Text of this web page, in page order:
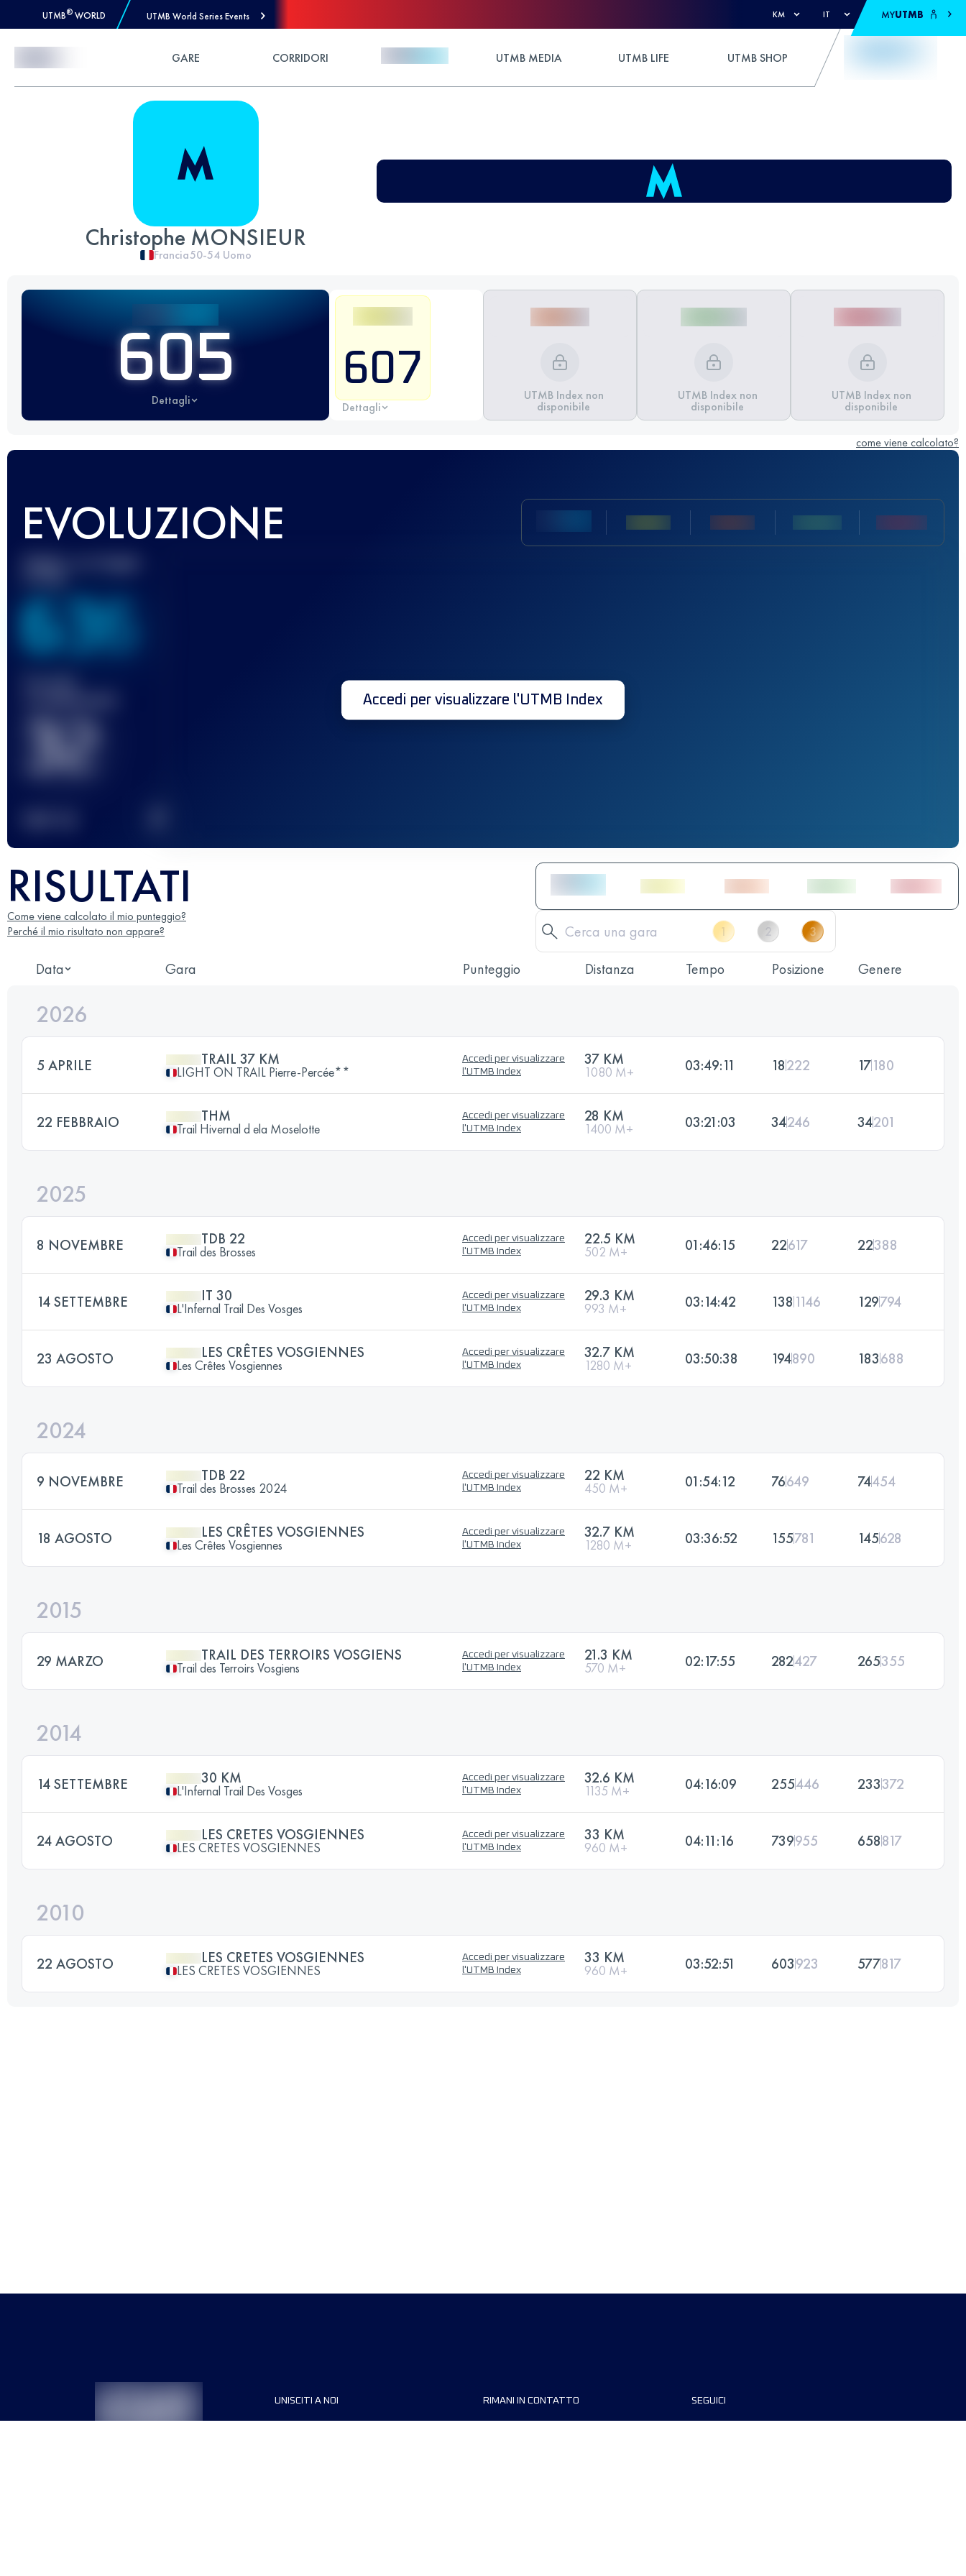
UTMB® WORLD UTMB World Series Events KM IT MYUTMB
GARE CORRIDORI UTMB MEDIA UTMB LIFE UTMB SHOP
Christophe MONSIEUR
Francia50-54 Uomo
605
Dettagli
607
Dettagli
UTMB Index non
disponibile
UTMB Index non
disponibile
UTMB Index non
disponibile
come viene calcolato?
EVOLUZIONE
Miglior punteggio
636
Gara(e)
32
Accedi per visualizzare l'UTMB Index
RISULTATI
Come viene calcolato il mio punteggio?
Perché il mio risultato non appare?
Data Gara Punteggio Distanza Tempo Posizione Genere
2026
5 APRILE TRAIL 37 KM
LIGHT ON TRAIL Pierre-Percée**
Accedi per visualizzare
l'UTMB Index
37 KM
1080 M+ 03:49:11 18222 17180
22 FEBBRAIO THM
Trail Hivernal d ela Moselotte
Accedi per visualizzare
l'UTMB Index
28 KM
1400 M+ 03:21:03 34246 34201
2025
8 NOVEMBRE TDB 22
Trail des Brosses
Accedi per visualizzare
l'UTMB Index
22.5 KM
502 M+ 01:46:15 22617 22388
14 SETTEMBRE IT 30
L'Infernal Trail Des Vosges
Accedi per visualizzare
l'UTMB Index
29.3 KM
993 M+ 03:14:42 138 1146 129794
23 AGOSTO LES CRÊTES VOSGIENNES
Les Crêtes Vosgiennes
Accedi per visualizzare
l'UTMB Index
32.7 KM
1280 M+ 03:50:38 194890 183688
2024
9 NOVEMBRE TDB 22
Trail des Brosses 2024
Accedi per visualizzare
l'UTMB Index
22 KM
450 M+ 01:54:12 76649 74454
18 AGOSTO LES CRÊTES VOSGIENNES
Les Crêtes Vosgiennes
Accedi per visualizzare
l'UTMB Index
32.7 KM
1280 M+ 03:36:52 155781 145628
2015
29 MARZO TRAIL DES TERROIRS VOSGIENS
Trail des Terroirs Vosgiens
Accedi per visualizzare
l'UTMB Index
21.3 KM
570 M+ 02:17:55 282427 265355
2014
14 SETTEMBRE 30 KM
L'Infernal Trail Des Vosges
Accedi per visualizzare
l'UTMB Index
32.6 KM
1135 M+ 04:16:09 255446 233372
24 AGOSTO LES CRETES VOSGIENNES
LES CRETES VOSGIENNES
Accedi per visualizzare
l'UTMB Index
33 KM
960 M+ 04:11:16 739955 658817
2010
22 AGOSTO LES CRETES VOSGIENNES
LES CRETES VOSGIENNES
Accedi per visualizzare
l'UTMB Index
33 KM
960 M+ 03:52:51 603923 577817
UNISCITI A NOI RIMANI IN CONTATTO SEGUICI